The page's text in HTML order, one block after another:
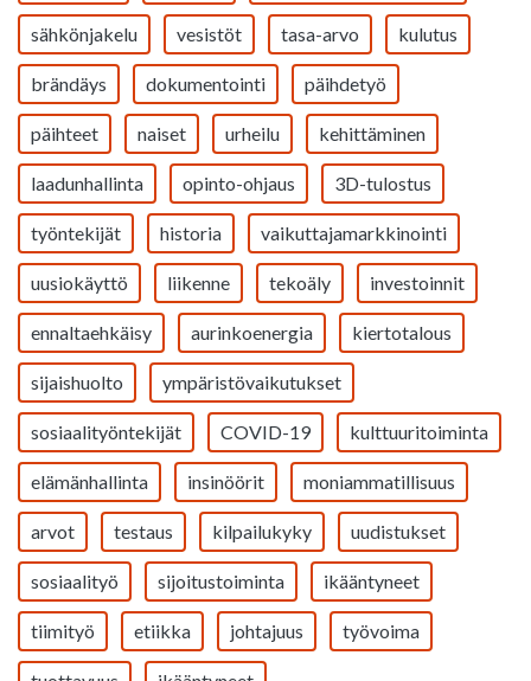
sähkönjakelu vesistöt tasa-arvo kulutus
brändäys dokumentointi päihdetyö
päihteet naiset urheilu kehittäminen
laadunhallinta opinto-ohjaus 3D-tulostus
työntekijät historia vaikuttajamarkkinointi
uusiokäyttö liikenne tekoäly investoinnit
ennaltaehkäisy aurinkoenergia kiertotalous
sijaishuolto ympäristövaikutukset
sosiaalityöntekijät COVID-19 kulttuuritoiminta
elämänhallinta insinöörit moniammatillisuus
arvot testaus kilpailukyky uudistukset
sosiaalityö sijoitustoiminta ikääntyneet
tiimityö etiikka johtajuus työvoima